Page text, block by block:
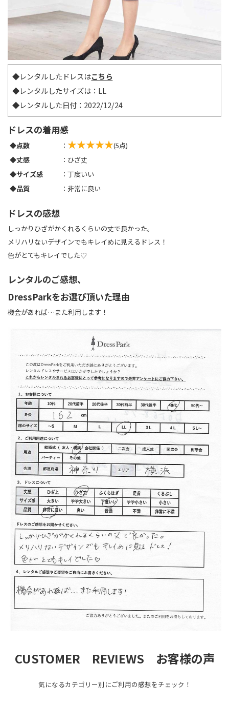
◆レンタルしたドレスはこちら
◆レンタルしたサイズは：LL
◆レンタルした日付：2022/12/24
ドレスの着用感
◆点数 ：
(5点)
◆丈感
：ひざ丈
◆サイズ感
：丁度いい
◆品質
：非常に良い
ドレスの感想
しっかりひざがかくれるくらいの丈で良かった。
メリハリないデザインでもキレイめに見えるドレス！
色がとてもキレイでした♡
レンタルのご感想、
DressParkをお選び頂いた理由
機会があれば…また利用します！
CUSTOMER REVIEWS お客様の声
気になるカテゴリー別にご利用の感想をチェック！